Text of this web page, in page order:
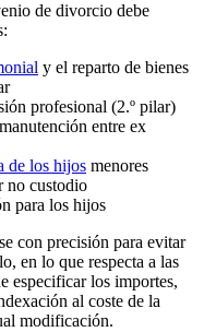
de divorcio debe
y el reparto de bienes
profesional (2.º pilar)
entre ex
de los hijos menores
no custodio
para los hijos
con precisión para evitar
en lo que respecta a las
especificar los importes,
al coste de la
modificación.